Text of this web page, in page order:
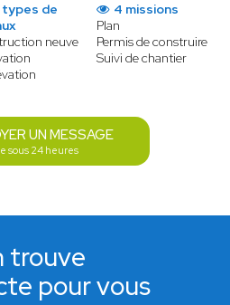
types de
neuve
4 missions
Plan
Permis de construire
Suivi de chantier
UN MESSAGE
sous 24 heures
trouve
pour vous